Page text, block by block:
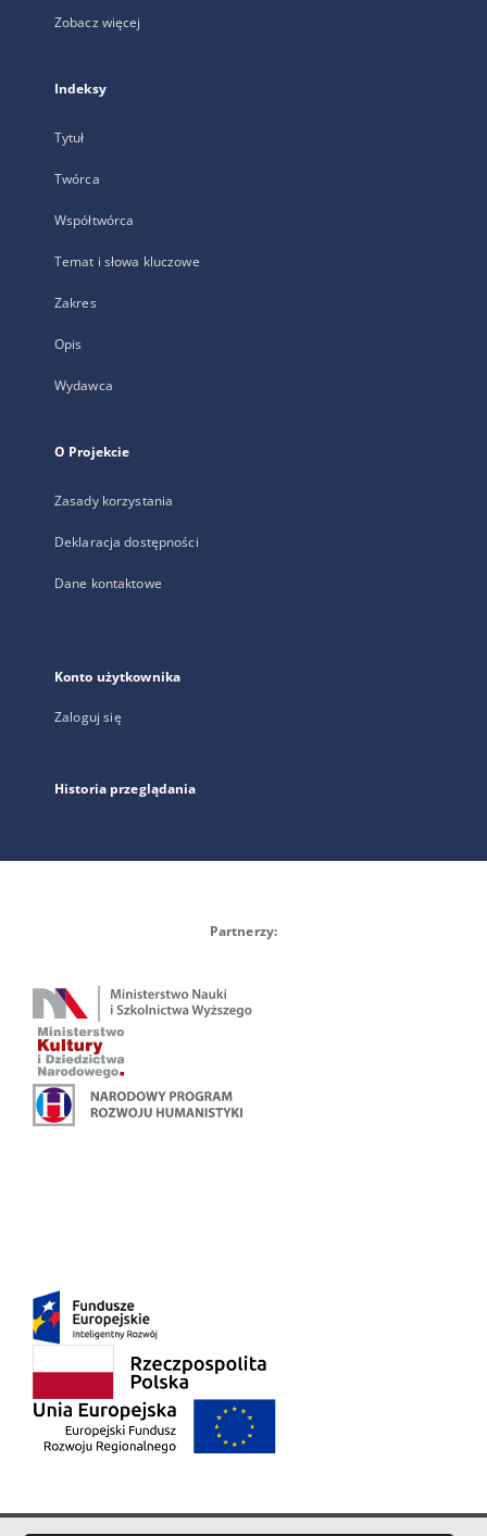
Zobacz więcej
Indeksy
Tytuł
Twórca
Współtwórca
Temat i słowa kluczowe
Zakres
Opis
Wydawca
O Projekcie
Zasady korzystania
Deklaracja dostępności
Dane kontaktowe
Konto użytkownika
Zaloguj się
Historia przeglądania
Partnerzy: